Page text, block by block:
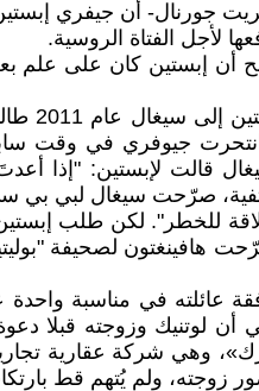
لأجل الفتاة الروسية.
إبستين كان على علم
13- بيجي سيغال:
جيوفري في وقت
قالت لإبستين: "إذا
صرّحت سيغال لبي بي سي
للخطر". لكن طلب
لصحيفة
عائلته في مناسبة واحدة
أن لوتنيك وزوجته قبلا
«نيومارك»، وهي شركة عقارية